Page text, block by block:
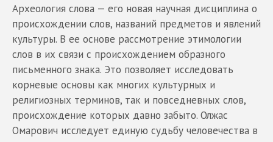
Археология слова — его новая научная дисциплина о
происхождении слов, названий предметов и явлений
культуры. В ее основе рассмотрение этимологии
слов в их связи с происхождением образного
письменного знака. Это позволяет исследовать
корневые основы как многих культурных и
религиозных терминов, так и повседневных слов,
происхождение которых давно забыто. Олжас
Омарович исследует единую судьбу человечества в